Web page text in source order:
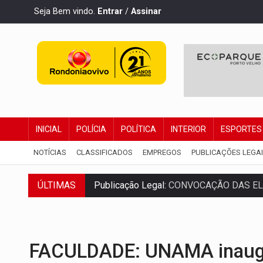
Seja Bem vindo. Entrar / Assinar
INICIAL POLÍCIA POLÍTICA INTERIOR ESPORTES
NOTÍCIAS CLASSIFICADOS EMPREGOS PUBLICAÇÕES
ÚLTIMAS
Publicação Legal:CONVOCAÇÃO DAS
RO EMPREENDEDORA:2ª edição da
URGENTE:Condutor de carro avança
FACULDADE: UNAMA